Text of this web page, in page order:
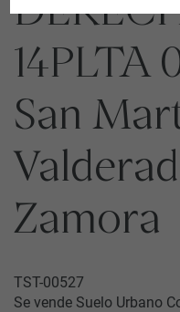
14PLTA 0
San
Zamora
TST-00527
Se vende Suelo Urbano